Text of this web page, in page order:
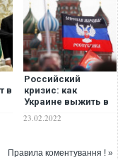
в
Российский
кризис: как
Украине выжить в
23.02.2022
Правила коментування ! »